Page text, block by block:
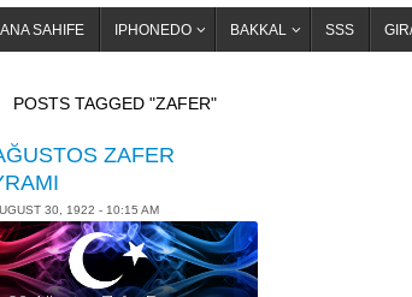
ANA SAHIFE IPHONEDO BAKKAL SSS
POSTS TAGGED "ZAFER"
ZAFER
30, 1922 - 10:15 AM